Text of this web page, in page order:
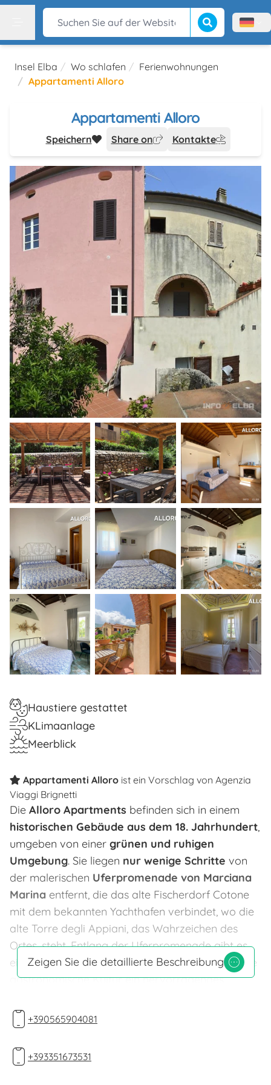
Suchen Sie auf der Website Suche beginnen
Menù
Insel Elba Wo schlafen
Ferienwohnungen
Appartamenti Alloro
Appartamenti Alloro
Speichern Share on Kontakte
Haustiere gestattet
KLimaanlage
Meerblick
Appartamenti Alloro ist ein Vorschlag von Agenzia
Viaggi Brignetti
Die Alloro Apartments befinden sich in einem
historischen Gebäude aus dem 18. Jahrhundert,
umgeben von einer grünen und ruhigen
Umgebung. Sie liegen nur wenige Schritte von
der malerischen Uferpromenade von Marciana
Marina entfernt, die das alte Fischerdorf Cotone
mit dem bekannten Yachthafen verbindet, wo die
alte Torre degli Appiani, das Wahrzeichen des
Ortes, steht. Entlang der Uferpromenade gibt es
eine große Auswahl anRestaurants, in denen die
gastronomische Kultur ein hervorragendes
Boutiquen.
die Wärme und Eleganz der ursprünglichen
architektonischen Elemente bewahrt wurden. Die
Zeigen Sie die detaillierte Beschreibung
+390565904081
+393351673531